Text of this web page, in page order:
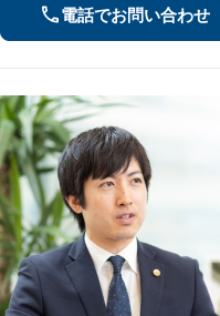
電話でお問い合わせ